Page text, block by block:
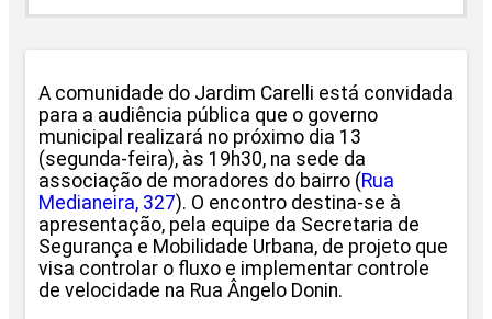
A comunidade do Jardim Carelli está convidada
para a audiência pública que o governo
municipal realizará no próximo dia 13
(segunda-feira), às 19h30, na sede da
associação de moradores do bairro (Rua
Medianeira, 327). O encontro destina-se à
apresentação, pela equipe da Secretaria de
Segurança e Mobilidade Urbana, de projeto que
visa controlar o fluxo e implementar controle
de velocidade na Rua Ângelo Donin.